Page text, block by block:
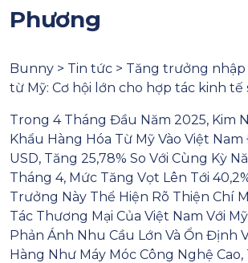
Phương
Bunny > Tin tức > Tăng trưởng
từ Mỹ: Cơ hội lớn cho hợp tác kinh
Trong 4 Tháng Đầu Năm 2025, Kim
Khẩu Hàng Hóa Từ Mỹ Vào Việt Nam
USD, Tăng 25,78% So Với Cùng Kỳ
Tháng 4, Mức Tăng Vọt Lên Tới
Trưởng Này Thể Hiện Rõ Thiện Chí
Tác Thương Mại Của Việt Nam Với
Phản Ánh Nhu Cầu Lớn Và Ổn Định
Hàng Như Máy Móc Công Nghệ